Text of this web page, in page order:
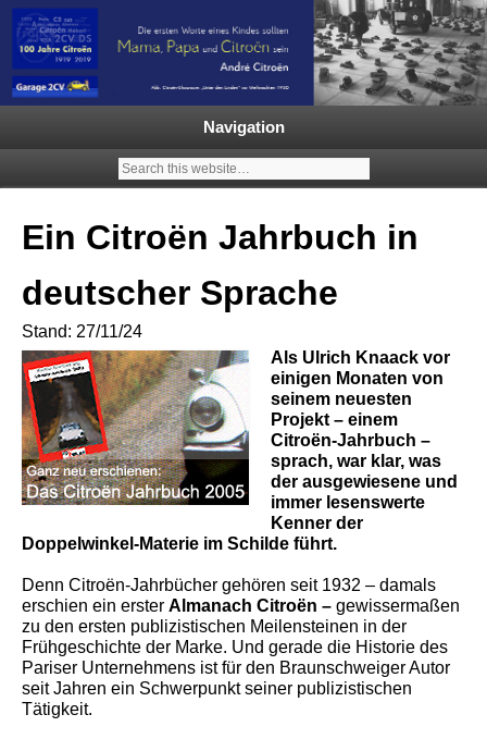
Ein neuer Citroën 2CV | ECO
2000 |1.200 Enten mehr in
Deutschland | French Classic
Events |
Garage 2CV – Automobile Klassiker
Navigation
Ein Citroën Jahrbuch in
deutscher Sprache
Stand: 27/11/24
Als Ulrich Knaack vor
einigen Monaten von
seinem neuesten
Projekt – einem
Citroën-Jahrbuch –
sprach, war klar, was
der ausgewiesene und
immer lesenswerte
Kenner der
Doppelwinkel-Materie im Schilde führt.
Denn Citroën-Jahrbücher gehören seit 1932 – damals
erschien ein erster Almanach Citroën – gewissermaßen
zu den ersten publizistischen Meilensteinen in der
Frühgeschichte der Marke. Und gerade die Historie des
Pariser Unternehmens ist für den Braunschweiger Autor
seit Jahren ein Schwerpunkt seiner publizistischen
Tätigkeit.